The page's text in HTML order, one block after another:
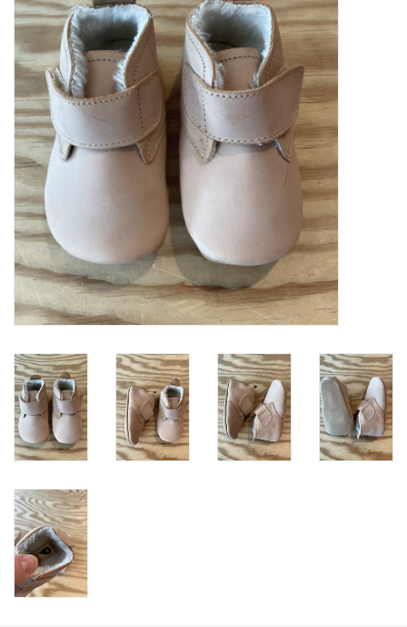
SOFTSOLES
ACCESSOIRES
Cartes-cadeaux
MESUREZ LES PIEDS!
#MYCLIENTSARETHECUTEST